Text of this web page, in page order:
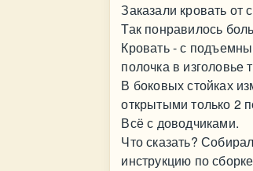
Заказали кровать от
Так понравилось
Кровать - с
полочка в изголовье
В боковых стойках
открытыми только 2
Всё с доводчиками.
Что сказать?
инструкцию по